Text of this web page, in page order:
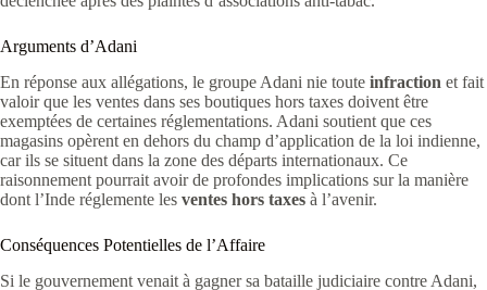
Arguments d’Adani
En réponse aux allégations, le groupe Adani nie toute infraction et fait
valoir que les ventes dans ses boutiques hors taxes doivent être
exemptées de certaines réglementations. Adani soutient que ces
magasins opèrent en dehors du champ d’application de la loi indienne,
car ils se situent dans la zone des départs internationaux. Ce
raisonnement pourrait avoir de profondes implications sur la manière
dont l’Inde réglemente les ventes hors taxes à l’avenir.
Conséquences Potentielles de l’Affaire
Si le gouvernement venait à gagner sa bataille judiciaire contre Adani,